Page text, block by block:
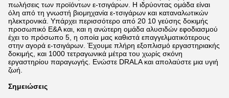
πωλήσεις των προϊόντων ε-τσιγάρων. Η ιδρύοντας ομάδα είναι
όλη από τη γνωστή βιομηχανία ε-τσιγάρων και καταναλωτικών
ηλεκτρονικά. Υπάρχει περισσότερο από 20 10 γεύσης δοκιμής
προσωπικό Ε&Α και, και η ανώτερη ομάδα αλυσιδών εφοδιασμού
έχει το πρόσωπο 5, η οποία μας καθιστά επαγγελματικότερους
στην αγορά ε-τσιγάρων. Έχουμε πλήρη εξοπλισμό εργαστηριακής
δοκιμής, και 1000 τετραγωνικά μέτρα του χωρίς σκόνη
εργαστηρίου παραγωγής. Ενώστε DRALA και απολαύστε μια υγιή
ζωή.
Σημειώσεις